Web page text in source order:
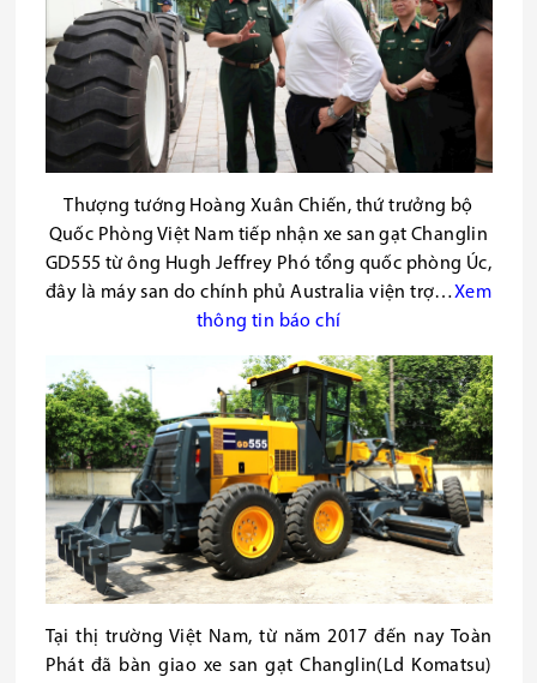
Thượng tướng Hoàng Xuân Chiến, thứ trưởng bộ
Quốc Phòng Việt Nam tiếp nhận xe san gạt Changlin
GD555 từông Hugh Jeffrey Phó tổng quốc phòng Úc,
đây là máy san do chính phủ Australia viện trợ…Xem
thông tin báo chí
Tại thị trường Việt Nam, từ năm 2017 đến nay Toàn
Phát đã bàn giao xe san gạt Changlin(Ld Komatsu)